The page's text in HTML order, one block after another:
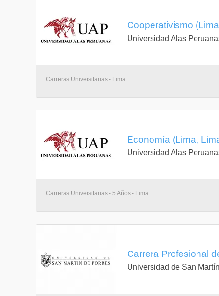
2-2-3
Sociedad y cultura
Ninguno
CC2050 Cálculo diferencial
Estadística general
CC2050 Cálculo diferencial
Cooperativismo
Universidad Alas
Carreras Universitarias - Lima
Economía (Lima,
Universidad Alas
Carreras Universitarias - 5 Años - Lima
Carrera Profesional
Universidad de San